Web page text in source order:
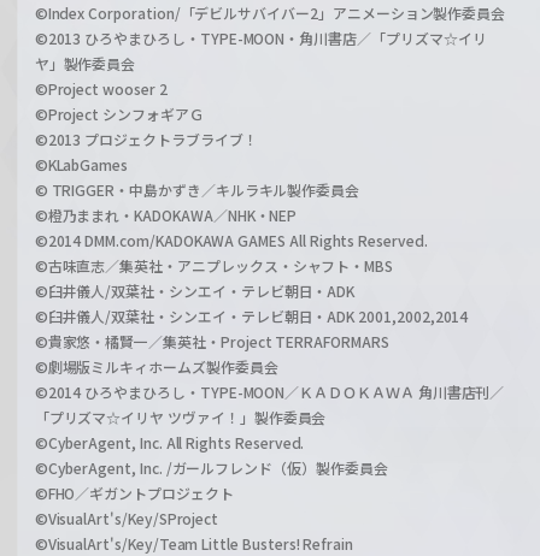
©Index Corporation/「デビルサバイバー2」アニメーション製作委員会
©2013 ひろやまひろし・TYPE-MOON・角川書店／「プリズマ☆イリ
ヤ」製作委員会
©Project wooser 2
©Project シンフォギアＧ
©2013 プロジェクトラブライブ！
©KLabGames
© TRIGGER・中島かずき／キルラキル製作委員会
©橙乃ままれ・KADOKAWA／NHK・NEP
©2014 DMM.com/KADOKAWA GAMES All Rights Reserved.
©古味直志／集英社・アニプレックス・シャフト・MBS
©臼井儀人/双葉社・シンエイ・テレビ朝日・ADK
©臼井儀人/双葉社・シンエイ・テレビ朝日・ADK 2001,2002,2014
©貴家悠・橘賢一／集英社・Project TERRAFORMARS
©劇場版ミルキィホームズ製作委員会
©2014 ひろやまひろし・TYPE-MOON／ＫＡＤＯＫＡＷＡ 角川書店刊／
「プリズマ☆イリヤ ツヴァイ！」製作委員会
©CyberAgent, Inc. All Rights Reserved.
©CyberAgent, Inc. /ガールフレンド（仮）製作委員会
©FHO／ギガントプロジェクト
©VisualArt's/Key/SProject
©VisualArt's/Key/Team Little Busters! Refrain